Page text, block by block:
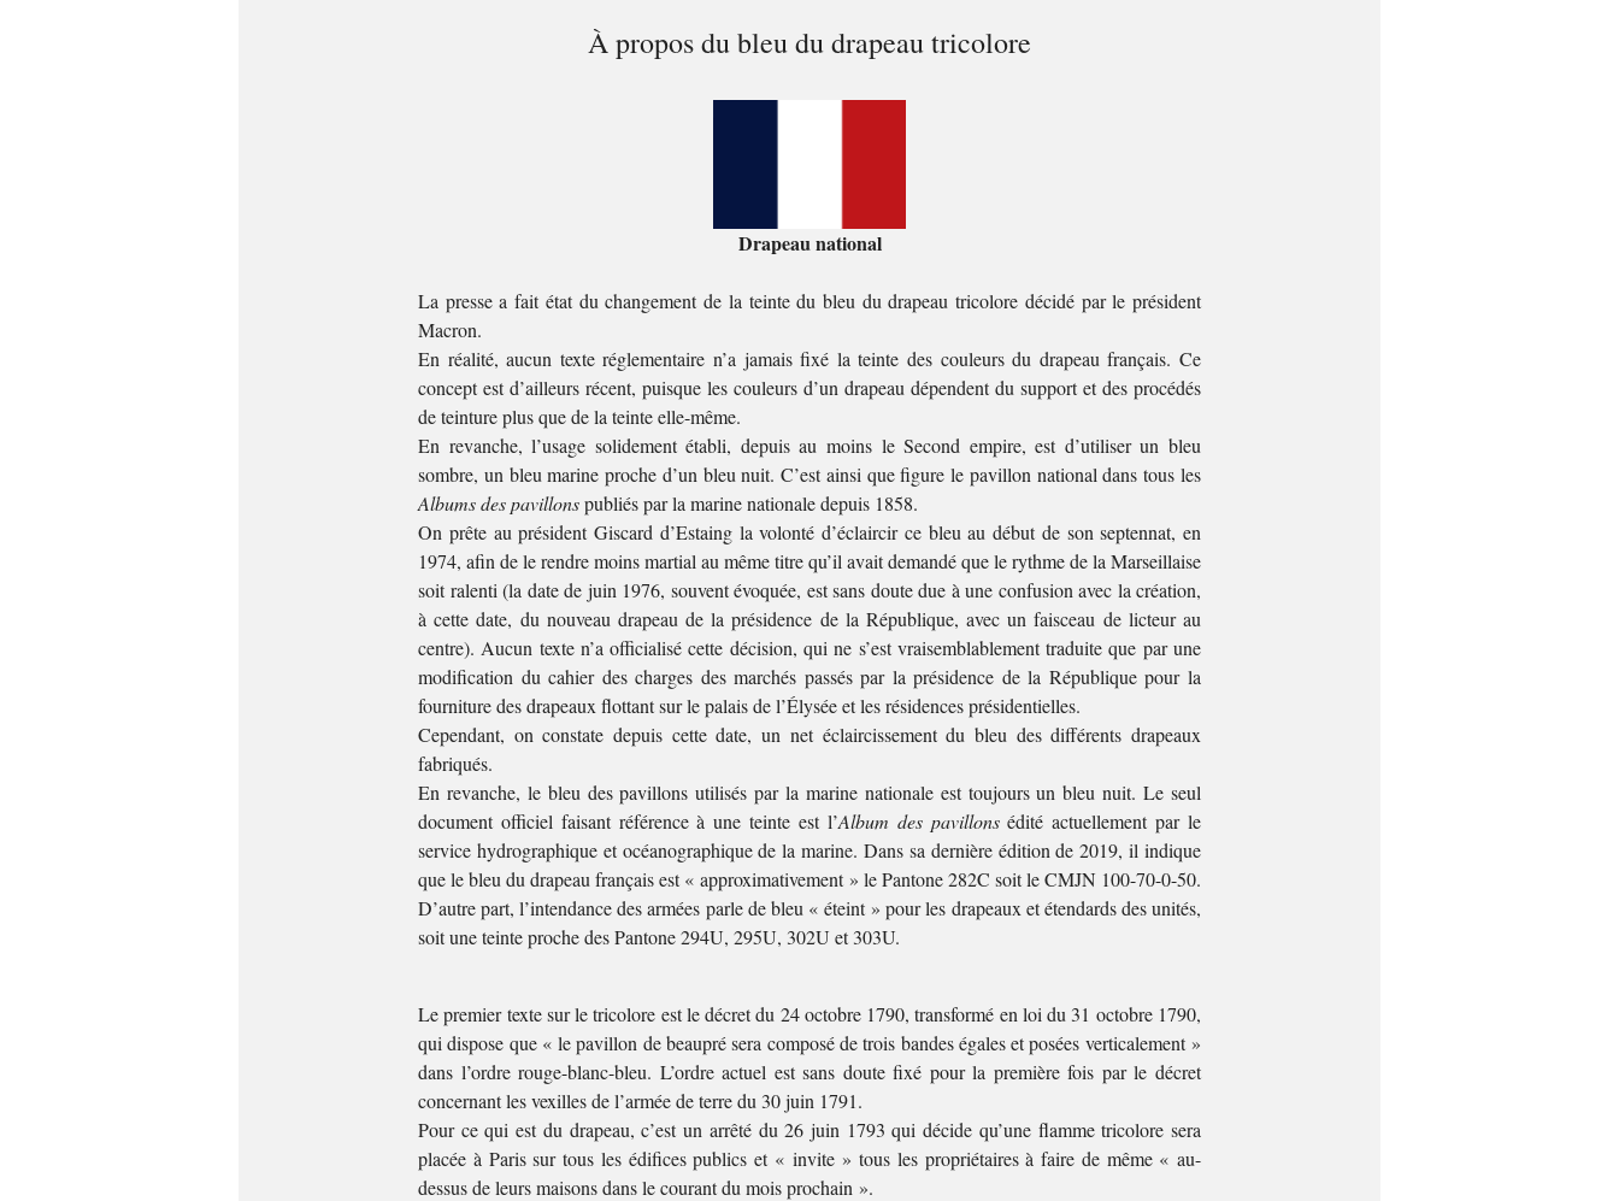
À propos du bleu du drapeau tricolore
Drapeau national
La presse a fait état du changement de la teinte du bleu du drapeau tricolore décidé par le président
Macron.
En réalité, aucun texte réglementaire n’a jamais fixé la teinte des couleurs du drapeau français. Ce
concept est d’ailleurs récent, puisque les couleurs d’un drapeau dépendent du support et des procédés
de teinture plus que de la teinte elle-même.
En revanche, l’usage solidement établi, depuis au moins le Second empire, est d’utiliser un bleu
sombre, un bleu marine proche d’un bleu nuit. C’est ainsi que figure le pavillon national dans tous les
Albums des pavillonspubliés par la marine nationale depuis 1858.
On prête au président Giscard d’Estaing la volonté d’éclaircir ce bleu au début de son septennat, en
1974, afin de le rendre moins martial au même titre qu’il avait demandé que le rythme de la Marseillaise
soit ralenti (la date de juin 1976, souvent évoquée, est sans doute due à une confusion avec la création,
à cette date, du nouveau drapeau de la présidence de la République, avec un faisceau de licteur au
centre). Aucun texte n’a officialisé cette décision, qui ne s’est vraisemblablement traduite que par une
modification du cahier des charges des marchés passés par la présidence de la République pour la
fourniture des drapeaux flottant sur le palais de l’Élysée et les résidences présidentielles.
Cependant, on constate depuis cette date, un net éclaircissement du bleu des différents drapeaux
fabriqués.
En revanche, le bleu des pavillons utilisés par la marine nationale est toujours un bleu nuit. Le seul
document officiel faisant référence à une teinte est l’Album des pavillonsédité actuellement par le
service hydrographique et océanographique de la marine. Dans sa dernière édition de 2019, il indique
que le bleu du drapeau français est « approximativement » le Pantone 282C soit le CMJN 100-70-0-50.
D’autre part, l’intendance des armées parle de bleu « éteint » pour les drapeaux et étendards des unités,
soit une teinte proche des Pantone 294U, 295U, 302U et 303U.
Le premier texte sur le tricolore est le décret du 24 octobre 1790, transformé en loi du 31 octobre 1790,
qui dispose que « le pavillon de beaupré sera composé de trois bandes égales et posées verticalement »
dans l’ordre rouge-blanc-bleu. L’ordre actuel est sans doute fixé pour la première fois par le décret
concernant les vexilles de l’armée de terre du 30 juin 1791.
Pour ce qui est du drapeau, c’est un arrêté du 26 juin 1793 qui décide qu’une flamme tricolore sera
placée à Paris sur tous les édifices publics et « invite » tous les propriétaires à faire de même « au-
dessus de leurs maisons dans le courant du mois prochain ».